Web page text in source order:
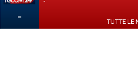
- TUTTE LE